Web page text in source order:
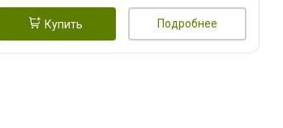
Купить Подробнее